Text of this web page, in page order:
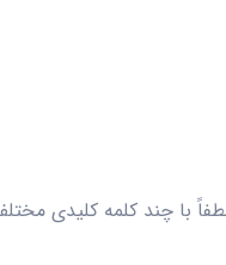
با چند کلمه کلیدی